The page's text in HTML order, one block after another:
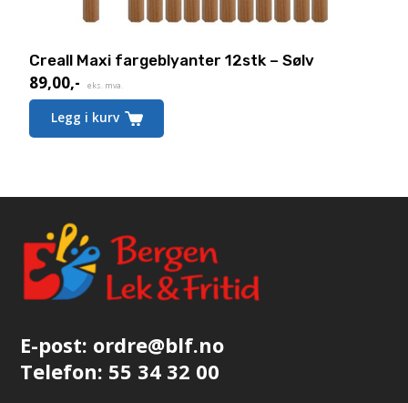
Creall Maxi fargeblyanter 12stk – Sølv
89,00,-
Nåværende
pris
eks. mva.
Legg i kurv
E-post: ordre@blf.no
Telefon: 55 34 32 00